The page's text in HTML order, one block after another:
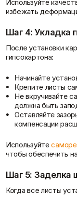
Контакты
Используйте
избежать
Шаг 4: Укладка
После установки
гипсокартона:
Начинайте
Крепите листы
Не вкручивайте
должна быть
Оставляйте
компенсации
Используйте
чтобы обеспечить
Шаг 5: Заделка
Когда все листы